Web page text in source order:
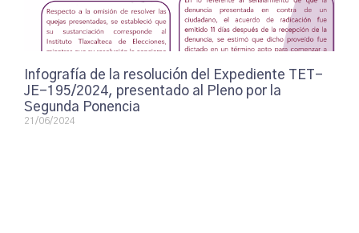
Infografía de la resolución del Expediente TET-
JE-195/2024, presentado al Pleno por la
Segunda Ponencia
21/06/2024